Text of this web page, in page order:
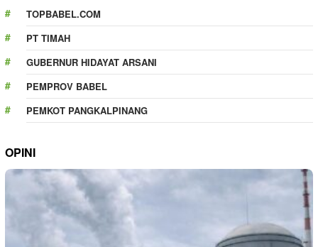
TOPBABEL.COM
PT TIMAH
GUBERNUR HIDAYAT ARSANI
PEMPROV BABEL
PEMKOT PANGKALPINANG
OPINI